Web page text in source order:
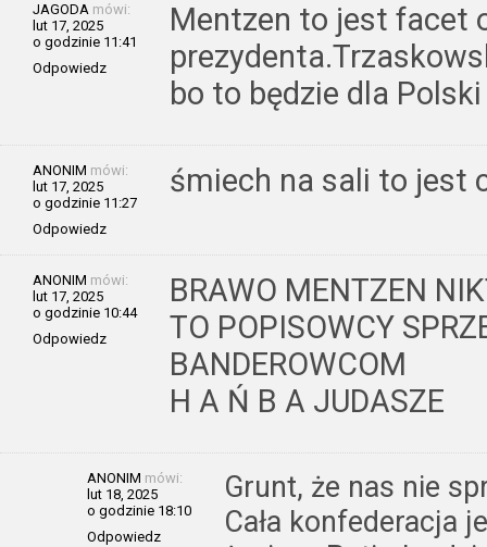
JAGODA mówi:
lut 17, 2025
o godzinie 11:41
Odpowiedz
Mentzen to jest facet
bo to będzie dla
ANONIM mówi:
lut 17, 2025
o godzinie 11:27
Odpowiedz
śmiech na sali to jest
ANONIM mówi:
lut 17, 2025
o godzinie 10:44
Odpowiedz
BRAWO MENTZEN
TO POPISOWCY
BANDEROWCOM
H A Ń B A JUDASZE
ANONIM mówi:
lut 18, 2025
o godzinie 18:10
Odpowiedz
Grunt, że nas nie
Cała konfederacja